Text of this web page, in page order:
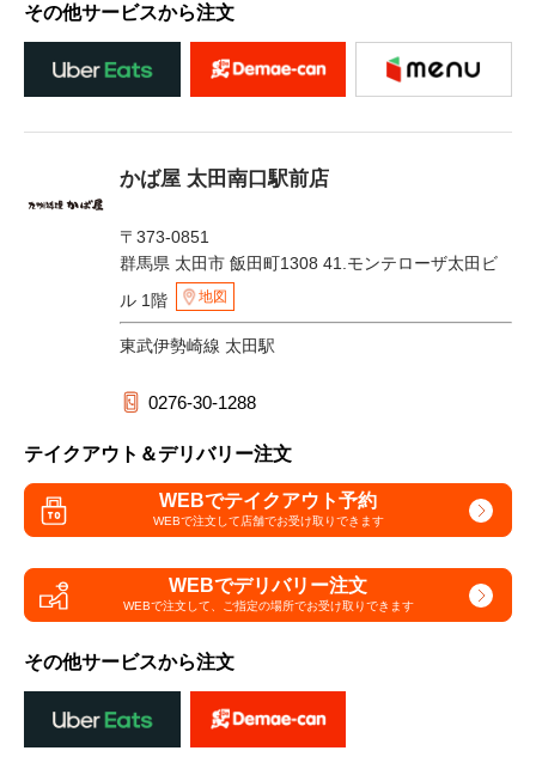
その他サービスから注文
かば屋 太田南口駅前店
〒373-0851
群馬県 太田市 飯田町1308 41.モンテローザ太田ビ
ル 1階
地図
東武伊勢崎線 太田駅
0276-30-1288
テイクアウト＆デリバリー注文
WEBでテイクアウト予約
WEBで注文して店舗でお受け取りできます
WEBでデリバリー注文
WEBで注文して、 ご指定の場所でお受け取りできます
その他サービスから注文